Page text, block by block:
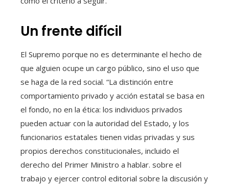
Un frente difícil
El Supremo porque no es determinante el hecho de
que alguien ocupe un cargo público, sino el uso que
se haga de la red social. “La distinción entre
comportamiento privado y acción estatal se basa en
el fondo, no en la ética: los individuos privados
pueden actuar con la autoridad del Estado, y los
funcionarios estatales tienen vidas privadas y sus
propios derechos constitucionales, incluido el
derecho del Primer Ministro a hablar. sobre el
trabajo y ejercer control editorial sobre la discusión y